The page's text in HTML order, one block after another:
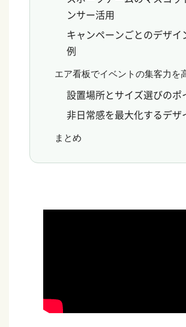
ンサー活用
キャンペーンごとのデザイ
例
エア看板でイベントの集客力を
設置場所とサイズ選びのポ
非日常感を最大化するデザ
まとめ